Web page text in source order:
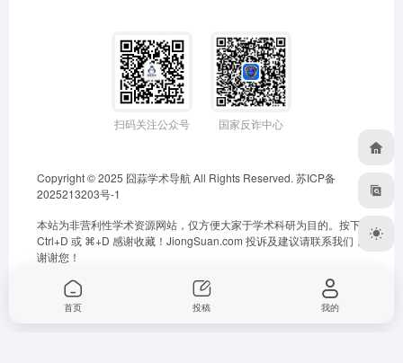
扫码关注公众号 国家反诈中心
Copyright © 2025 囧蒜学术导航All Rights Reserved. 苏ICP备
2025213203号-1
本站为非营利性学术资源网站，仅方便大家于学术科研为目的。按下
Ctrl+D 或 ⌘+D 感谢收藏！ JiongSuan.com 投诉及建议请联系我们，
谢谢您！
首页 投稿 我的